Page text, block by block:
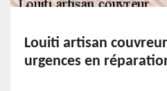
Louiti artisan
urgences en